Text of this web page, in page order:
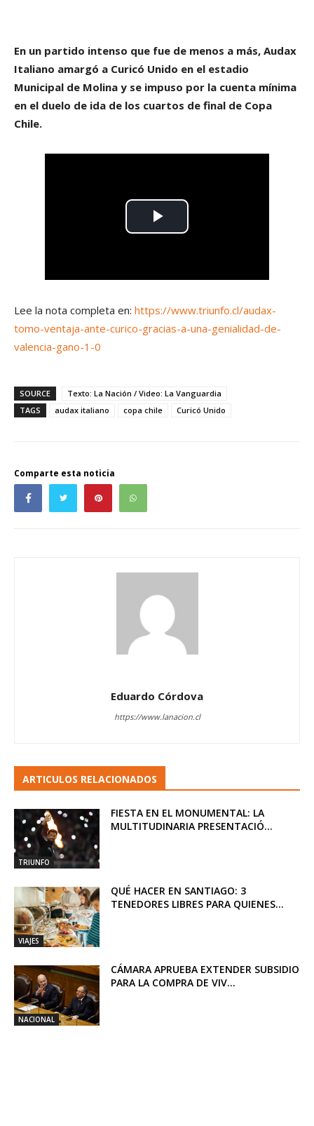
En un partido intenso que fue de menos a más, Audax
Italiano amargó a Curicó Unido en el estadio
Municipal de Molina y se impuso por la cuenta mínima
en el duelo de ida de los cuartos de final de Copa
Chile.
Lee la nota completa en: https://www.triunfo.cl/audax-
tomo-ventaja-ante-curico-gracias-a-una-genialidad-de-
valencia-gano-1-0
SOURCE
Texto: La Nación / Video: La Vanguardia
TAGS
audax italiano copa chile Curicó Unido
Comparte esta noticia
Eduardo Córdova
https://www.lanacion.cl
ARTICULOS RELACIONADOS
TRIUNFO
FIESTA EN EL MONUMENTAL: LA
MULTITUDINARIA PRESENTACIÓ...
VIAJES
QUÉ HACER EN SANTIAGO: 3
TENEDORES LIBRES PARA QUIENES...
NACIONAL
CÁMARA APRUEBA EXTENDER SUBSIDIO
PARA LA COMPRA DE VIV...